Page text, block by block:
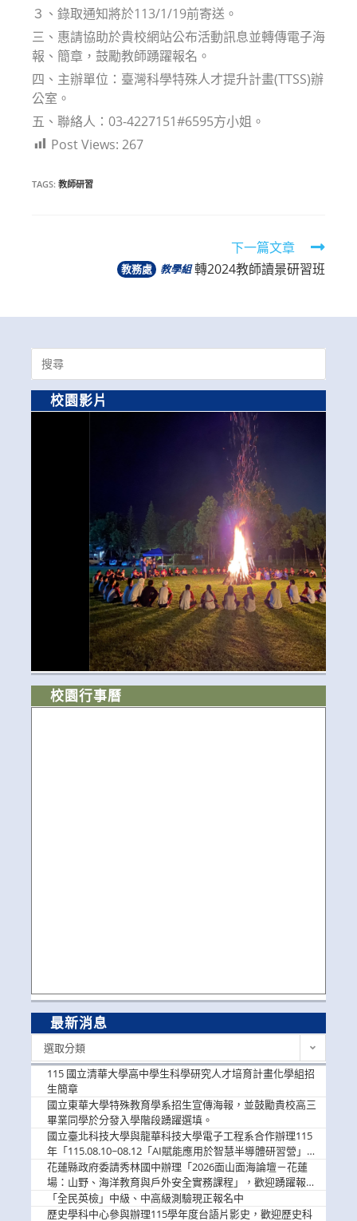
３、錄取通知將於113/1/19前寄送。
三、惠請協助於貴校網站公布活動訊息並轉傳電子海
報、簡章，鼓勵教師踴躍報名。
四、主辦單位：臺灣科學特殊人才提升計畫(TTSS)辦
公室。
五、聯絡人：03-4227151#6595方小姐。
Post Views: 267
TAGS: 教師研習
下一篇文章
教務處 教學組 轉2024教師讀景研習班
Search
for:
校園影片
校園行事曆
最新消息
選取分類
115 國立清華大學高中學生科學研究人才培育計畫化學組招
生簡章
國立東華大學特殊教育學系招生宣傳海報，並鼓勵貴校高三
畢業同學於分發入學階段踴躍選填。
國立臺北科技大學與龍華科技大學電子工程系合作辦理115
年「115.08.10~08.12「AI賦能應用於智慧半導體研習營」，
歡迎學生踴躍報名參加
花蓮縣政府委請秀林國中辦理「2026面山面海論壇－花蓮
場：山野、海洋教育與戶外安全實務課程」，歡迎踴躍報名
參加
「全民英檢」中級、中高級測驗現正報名中
歷史學科中心參與辦理115學年度台語片影史，歡迎歷史科